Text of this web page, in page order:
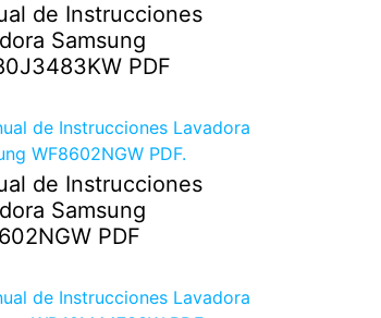
de Instrucciones
Samsung
PDF
de Instrucciones
Samsung
PDF